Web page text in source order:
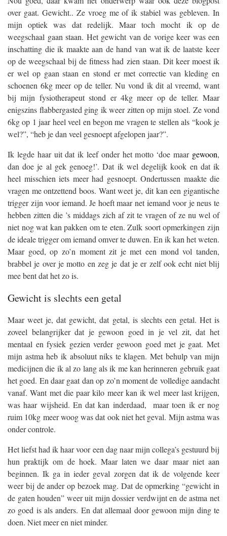
over gaat. Gewicht.. Ze vroeg me of ik stabiel was gebleven. In
mijn optiek was dat redelijk. Maar toch mocht ik op de
weegschaal gaan staan. Het gewicht van de vorige keer was een
inschatting die ik maakte aan de hand van wat ik de laatste keer
op de weegschaal bij de fitness had zien staan. Dit keer moest ik
er wel op gaan staan en stond er met correctie van kleding en
schoenen 6kg meer op de teller. Nu vond ik dit al vreemd, want
bij mijn fysiotherapeut stond er 4kg meer op de teller. Maar
enigszins flabbergasted ging ik weer zitten op mijn stoel. Ze vond
6kg op 1 jaar heel veel en begon me vragen te stellen als “kook je
wel?”, “heb je dan veel gesnoept afgelopen jaar?”.
Ik legde haar uit dat ik leef onder het motto ‘doe maar gewoon,
dan doe je al gek genoeg!’. Dat ik wel degelijk kook en dat ik
heel misschien iets meer had gesnoept. Ondertussen maakte die
vragen me ontzettend boos. Want weet je, dit kan een gigantische
trigger zijn voor iemand. Je hoeft maar net iemand voor je neus te
hebben zitten die ’s middags zich af zit te vragen of ze nu wel of
niet nog wat kan pakken om te eten. Zulk soort opmerkingen zijn
de ideale trigger om iemand omver te duwen. En ik kan het weten.
Maar goed, op zo’n moment zit je met een mond vol tanden,
brabbel je over je motto en zeg je dat je er zelf ook echt niet blij
mee bent dat het zo is.
Gewicht is slechts een getal
Maar weet je, dat gewicht, dat getal, is slechts een getal. Het is
zoveel belangrijker dat je gewoon goed in je vel zit, dat het
mentaal en fysiek gezien verder gewoon goed met je gaat. Met
mijn astma heb ik absoluut niks te klagen. Met behulp van mijn
medicijnen die ik al zo lang als ik me kan herinneren gebruik gaat
het goed. En daar gaat dan op zo’n moment de volledige aandacht
vanaf. Want met die paar kilo meer kan ik wel meer last krijgen,
was haar wijsheid. En dat kan inderdaad, maar toen ik er nog
ruim 10kg meer woog was dat ook niet het geval. Mijn astma was
onder controle.
Het liefst had ik haar voor een dag naar mijn collega’s gestuurd bij
hun praktijk om de hoek. Maar laten we daar maar niet aan
beginnen. Ik ga in ieder geval zorgen dat ik de volgende keer
weer bij de ander op bezoek mag. Dat de opmerking “gewicht in
de gaten houden” weer uit mijn dossier verdwijnt en de astma net
zo goed is als anders. En dat allemaal door gewoon mijn ding te
doen. Niet meer en niet minder.